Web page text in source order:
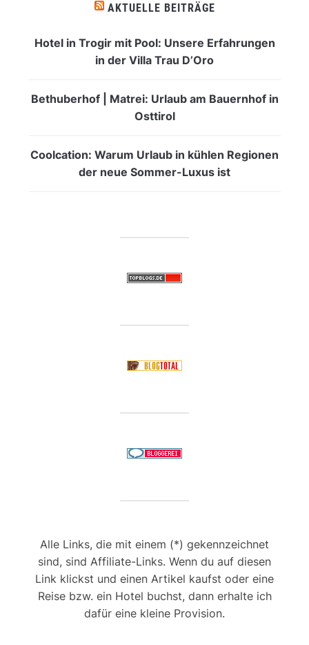
AKTUELLE BEITRÄGE
Hotel in Trogir mit Pool: Unsere Erfahrungen
in der Villa Trau D’Oro
Bethuberhof | Matrei: Urlaub am Bauernhof in
Osttirol
Coolcation: Warum Urlaub in kühlen Regionen
der neue Sommer-Luxus ist
Alle Links, die mit einem (*) gekennzeichnet
sind, sind Affiliate-Links. Wenn du auf diesen
Link klickst und einen Artikel kaufst oder eine
Reise bzw. ein Hotel buchst, dann erhalte ich
dafür eine kleine Provision.